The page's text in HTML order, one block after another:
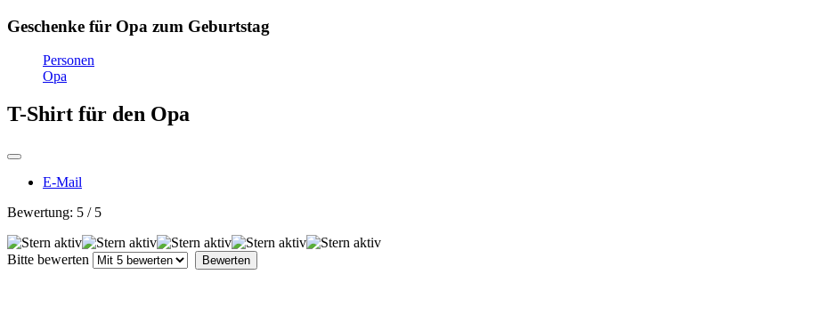
Geschenke für Opa zum Geburtstag
Personen
Opa
T-Shirt für den Opa
E-Mail
Bewertung: 5 / 5
Bitte bewerten